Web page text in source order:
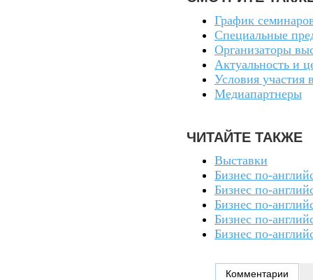
График
Специальные
Организаторы
Актуальность и
Условия участия
Медиапартнеры
ЧИТАЙТЕ ТАКЖЕ
Выставки
Бизнес по-
Бизнес по-
Бизнес по-
Бизнес по-
Бизнес по-
Комментарии